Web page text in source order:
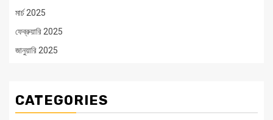
মার্চ 2025
ফেব্রুয়ারি 2025
জানুয়ারি 2025
CATEGORIES